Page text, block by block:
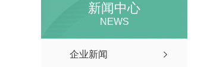
新闻中心
NEWS
企业新闻